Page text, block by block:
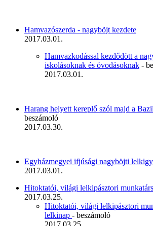
Hamvazószerda - nagyböjt kezdete
2017.03.01.
Hamvazkodással kezdődött a
iskolásoknak és óvodásoknak -
2017.03.01.
Harang helyett kereplő szól majd a
beszámoló
2017.03.30.
Egyházmegyei ifjúsági nagyböjti
2017.03.01.
Hitoktatói, világi lelkipásztori
2017.03.25.
Hitoktatói, világi lelkipásztori
lelkinap - beszámoló
2017.03.25.